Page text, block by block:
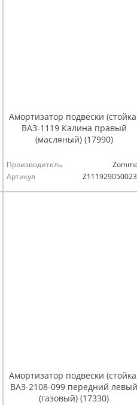
Амортизатор подвески
ВАЗ-1119 Калина правый
(масляный) (17990)
Производитель
Артикул
Амортизатор подвески
ВАЗ-2108-099 передний левый
(газовый) (17330)